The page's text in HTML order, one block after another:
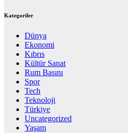
Kategoriler
Dünya
Ekonomi
Kıbrıs
Kültür Sanat
Rum Basını
Spor
Tech
Teknoloji
Türkiye
Uncategorized
Yaşam